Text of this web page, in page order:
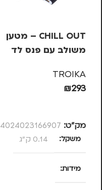
CHILL OUT – מטען
משולב עם פנס לד
TROIKA
₪293
מק”ט: 4024023166907
משקל 0.14 ק"ג
מידות